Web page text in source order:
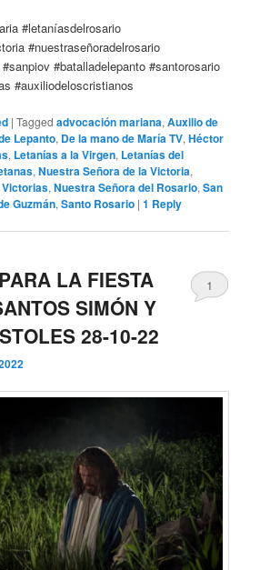
#letaníasdelrosario
#nuestraseñoradelrosario
#batalladelepanto #santorosario
#auxiliodeloscristianos
|Tagged advocación mariana,Auxilio de
Lepanto, De la mano de María TV,Héctor
, Letanías a la Virgen, Letanías del
,Nuestra Señora de la Victoria,
,Nuestra Señora del Rosario,San
Guzmán,Santo Rosario |1 Reply
LA FIESTA
SIMÓN Y
28-10-22
1